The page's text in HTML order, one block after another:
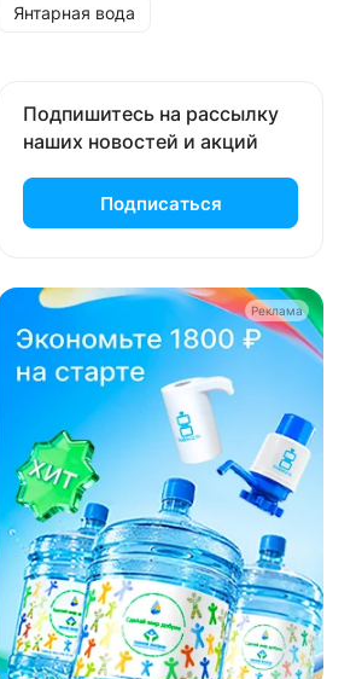
Янтарная вода
Подпишитесь на рассылку
наших новостей и акций
Подписаться
Реклама